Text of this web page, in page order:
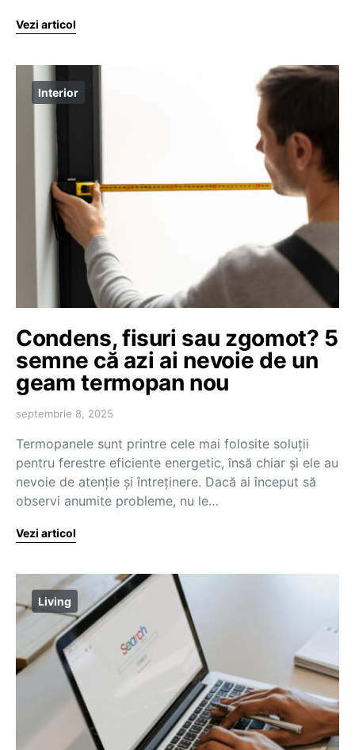
Vezi articol
Interior
Condens, fisuri sau zgomot? 5
semne că azi ai nevoie de un
geam termopan nou
septembrie 8, 2025
Termopanele sunt printre cele mai folosite soluții
pentru ferestre eficiente energetic, însă chiar și ele au
nevoie de atenție și întreținere. Dacă ai început să
observi anumite probleme, nu le…
Vezi articol
Living